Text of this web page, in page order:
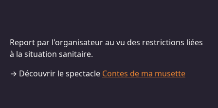
Report par l'organisateur au vu des restrictions liées
à la situation sanitaire.
→ Découvrir le spectacle Contes de ma musette